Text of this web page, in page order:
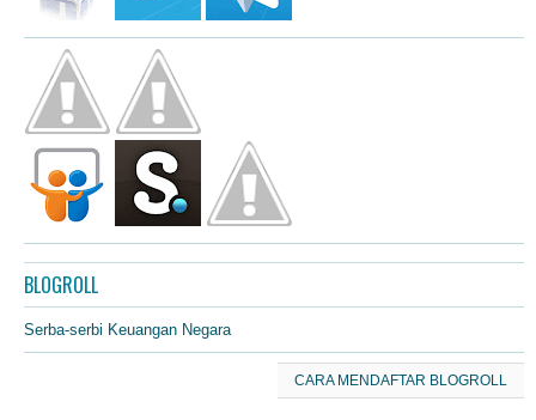
BLOGROLL
Serba-serbi Keuangan Negara
CARA MENDAFTAR BLOGROLL